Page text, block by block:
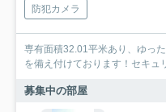
防犯カメラ
専有面積32.01平米あり、ゆっ
を備え付けております！セキュ
募集中の部屋